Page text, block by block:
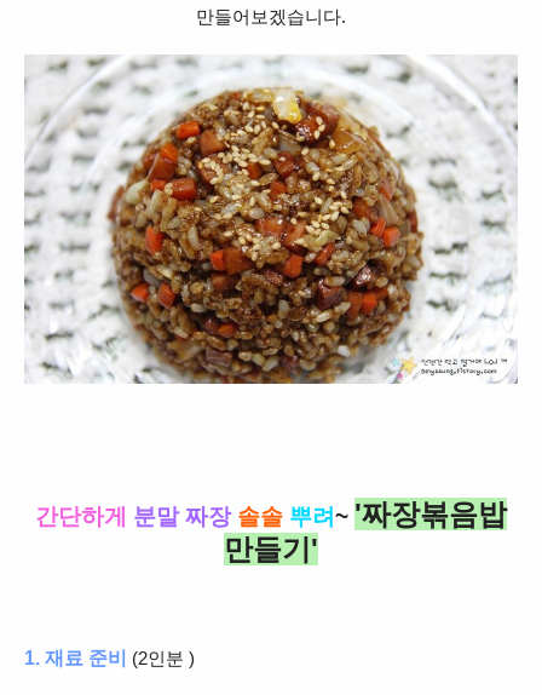
만들어보겠습니다.
간단하게 분말 짜장 솔솔 뿌려~ '짜장볶음밥
만들기'
1. 재료 준비 (2인분 )